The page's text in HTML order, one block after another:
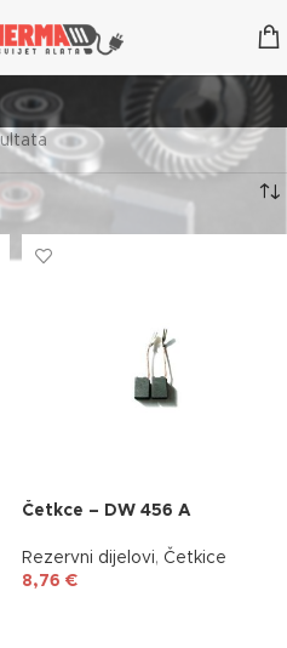
Četkce – DW 456 A
Rezervni dijelovi, Četkice
8,76 €